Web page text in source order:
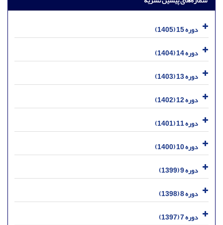
دوره 15 (1405)
دوره 14 (1404)
دوره 13 (1403)
دوره 12 (1402)
دوره 11 (1401)
دوره 10 (1400)
دوره 9 (1399)
دوره 8 (1398)
دوره 7 (1397)